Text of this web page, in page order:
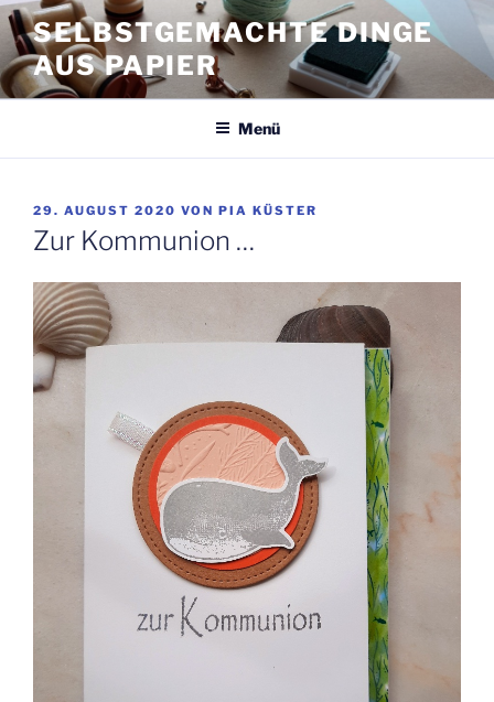
Zum
Inhalt
springen
SELBSTGEMACHTE DINGE
AUS PAPIER
Menü
VERÖFFENTLICHT
AM
29. AUGUST 2020 VON PIA KÜSTER
Zur Kommunion …